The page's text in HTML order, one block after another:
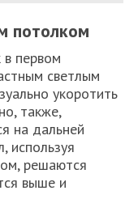
потолком
в первом
светлым
укоротить
также,
на дальней
используя
решаются
выше и